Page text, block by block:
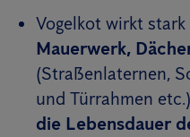
Vogelkot wirkt
Mauerwerk,
(Straßenlaternen,
und Türrahmen
die Lebensdauer